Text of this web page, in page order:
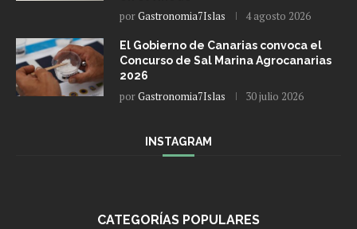
porGastronomia7Islas 4 agosto 2026
El Gobierno de Canarias convoca el
Concurso de Sal Marina Agrocanarias
2026
porGastronomia7Islas 30 julio 2026
INSTAGRAM
CATEGORÍAS POPULARES